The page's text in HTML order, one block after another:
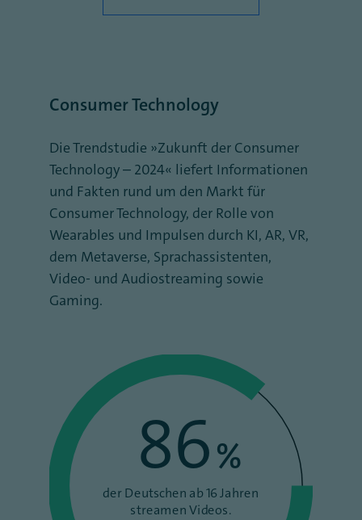
Consumer Technology
Die Trendstudie „Zukunft der Consumer
Technology – 2024“ liefert Informationen
und Fakten rund um den Markt für
Consumer Technology, der Rolle von
Wearables und Impulsen durch KI, AR, VR,
dem Metaverse, Sprachassistenten,
Video- und Audiostreaming sowie
Gaming.
86%
der Deutschen ab 16 Jahren
streamen Videos.